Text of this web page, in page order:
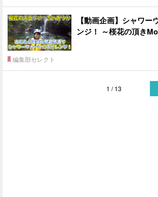
【動画企画】シャワー
ンジ！ ～桜花の頂き
編集部セレクト
1 / 13